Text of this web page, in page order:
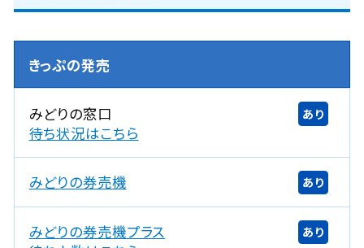
きっぷの発売
みどりの窓口
新
規
ウ
イ
ン
ド
待ち状況はこちら
あり
みどりの券売機 あり
みどりの券売機プラス
あり